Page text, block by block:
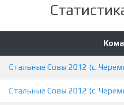
Стальные Совы 2012 (с.
Стальные Совы 2012 (с.